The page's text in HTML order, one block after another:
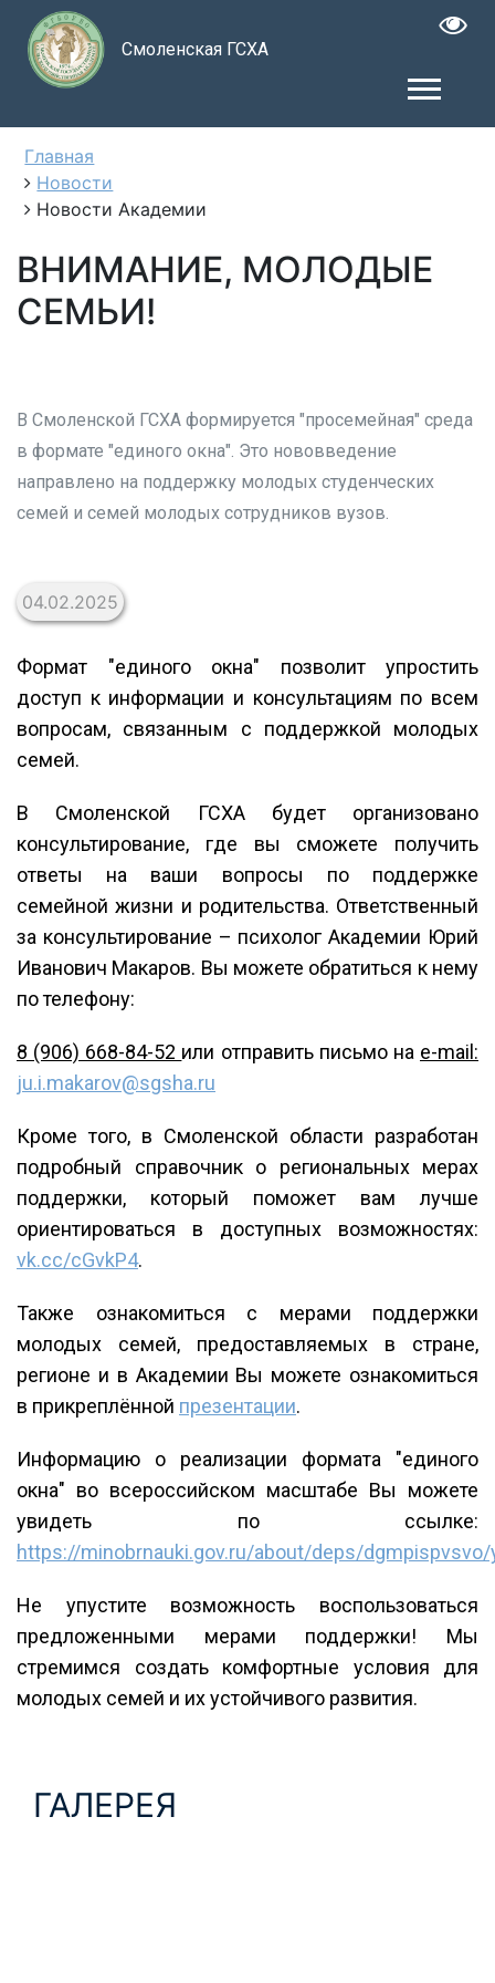
Смоленская ГСХА
Главная
Новости
Новости Академии
ВНИМАНИЕ, МОЛОДЫЕ
СЕМЬИ!
В Смоленской ГСХА формируется "просемейная" среда
в формате "единого окна". Это нововведение
направлено на поддержку молодых студенческих
семей и семей молодых сотрудников вузов.
04.02.2025
Формат "единого окна" позволит упростить
доступ к информации и консультациям по всем
вопросам, связанным с поддержкой молодых
семей.
В Смоленской ГСХА будет организовано
консультирование, где вы сможете получить
ответы на ваши вопросы по поддержке
семейной жизни и родительства. Ответственный
за консультирование – психолог Академии Юрий
Иванович Макаров. Вы можете обратиться к нему
по телефону:
8 (906) 668-84-52 или отправить письмо на e-mail:
ju.i.makarov@sgsha.ru
Кроме того, в Смоленской области разработан
подробный справочник о региональных мерах
поддержки, который поможет вам лучше
ориентироваться в доступных возможностях:
vk.cc/cGvkP4.
Также ознакомиться с мерами поддержки
молодых семей, предоставляемых в стране,
регионе и в Академии Вы можете ознакомиться
в прикреплённой презентации.
Информацию о реализации формата "единого
окна" во всероссийском масштабе Вы можете
увидеть по ссылке:
https://minobrnauki.gov.ru/about/deps/
Не упустите возможность воспользоваться
предложенными мерами поддержки! Мы
стремимся создать комфортные условия для
молодых семей и их устойчивого развития.
ГАЛЕРЕЯ